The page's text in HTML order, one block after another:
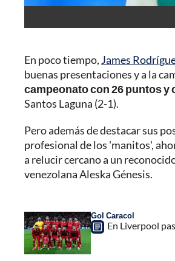
En poco tiempo, James
buenas presentaciones y a la
campeonato con 26 puntos
Santos Laguna (2-1).
Pero además de destacar sus
profesional de los 'manitos',
a relucir cercano a un
venezolana Aleska Génesis.
Gol Caracol
En Liverpool